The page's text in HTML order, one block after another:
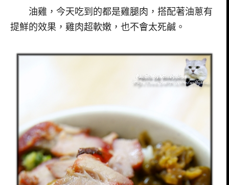
油雞，今天吃到的都是雞腿肉，搭配著油蔥有
提鮮的效果，雞肉超軟嫩，也不會太死鹹。